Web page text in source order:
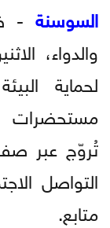
السوسنة -
والدواء،
لحماية
مستحضرات
تُروّج عبر
متابع.